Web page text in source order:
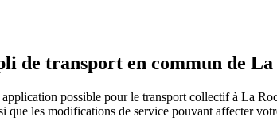
de transport en commun de La
possible pour le transport collectif à La
que les modifications de service pouvant affecter